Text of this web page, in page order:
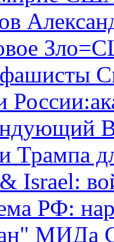
Трампа
Israel:
РФ:
МИДа